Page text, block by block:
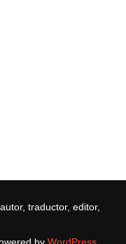
traductor, editor,